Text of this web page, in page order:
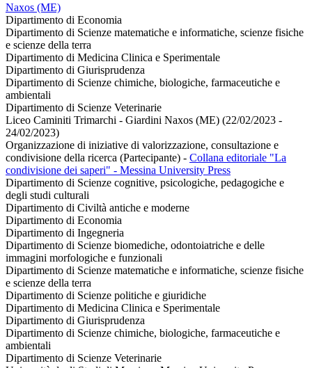
Naxos (ME)
Dipartimento di Economia
Dipartimento di Scienze matematiche e informatiche, scienze fisiche
e scienze della terra
Dipartimento di Medicina Clinica e Sperimentale
Dipartimento di Giurisprudenza
Dipartimento di Scienze chimiche, biologiche, farmaceutiche e
ambientali
Dipartimento di Scienze Veterinarie
Liceo Caminiti Trimarchi - Giardini Naxos (ME) (22/02/2023 -
24/02/2023)
Organizzazione di iniziative di valorizzazione, consultazione e
condivisione della ricerca (Partecipante) - Collana editoriale "La
condivisione dei saperi" - Messina University Press
Dipartimento di Scienze cognitive, psicologiche, pedagogiche e
degli studi culturali
Dipartimento di Civiltà antiche e moderne
Dipartimento di Economia
Dipartimento di Ingegneria
Dipartimento di Scienze biomediche, odontoiatriche e delle
immagini morfologiche e funzionali
Dipartimento di Scienze matematiche e informatiche, scienze fisiche
e scienze della terra
Dipartimento di Scienze politiche e giuridiche
Dipartimento di Medicina Clinica e Sperimentale
Dipartimento di Giurisprudenza
Dipartimento di Scienze chimiche, biologiche, farmaceutiche e
ambientali
Dipartimento di Scienze Veterinarie